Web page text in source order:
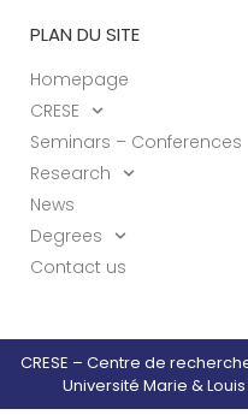
PLAN DU SITE
Homepage
CRESE
Seminars – Conferences
Research
News
Degrees
Contact us
CRESE – Centre de
Université Marie &